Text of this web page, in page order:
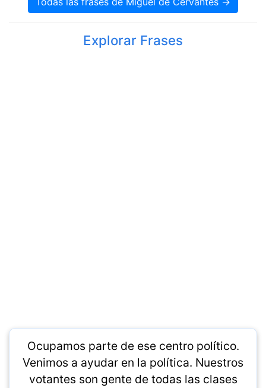
Explorar Frases
Ocupamos parte de ese centro político.
Venimos a ayudar en la política. Nuestros
votantes son gente de todas las clases